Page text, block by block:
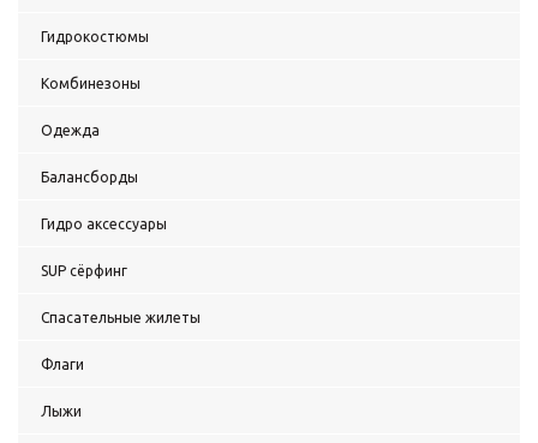
Гидрокостюмы
Комбинезоны
Одежда
Балансборды
Гидро аксессуары
SUP сёрфинг
Спасательные жилеты
Флаги
Лыжи